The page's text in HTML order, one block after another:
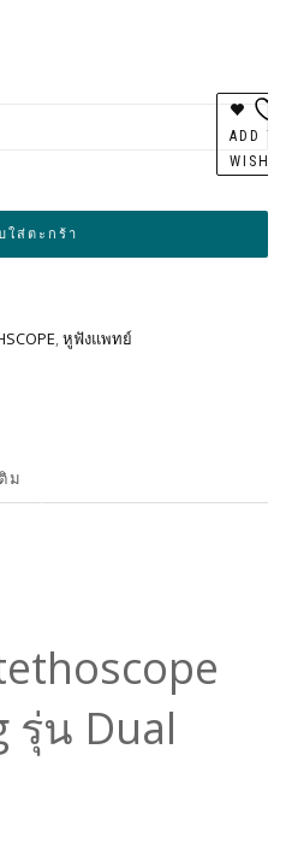
ใส่ตะกร้า
ADD
หูฟังแพทย์
ม
รุ่น Dual